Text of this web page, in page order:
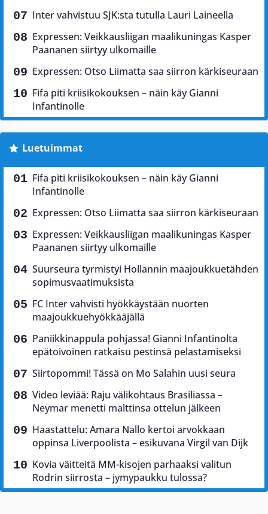
Inter vahvistuu SJK:sta tutulla Lauri Laineella
Expressen: Veikkausliigan maalikuningas Kasper
Paananen siirtyy ulkomaille
Expressen: Otso Liimatta saa siirron kärkiseuraan
Fifa piti kriisikokouksen – näin käy Gianni
Infantinolle
Luetuimmat
Fifa piti kriisikokouksen – näin käy Gianni
Infantinolle
Expressen: Otso Liimatta saa siirron kärkiseuraan
Expressen: Veikkausliigan maalikuningas Kasper
Paananen siirtyy ulkomaille
Suurseura tyrmistyi Hollannin maajoukkuetähden
sopimusvaatimuksista
FC Inter vahvisti hyökkäystään nuorten
maajoukkuehyökkääjällä
Paniikkinappula pohjassa! Gianni Infantinolta
epätoivoinen ratkaisu pestinsä pelastamiseksi
Siirtopommi! Tässä on Mo Salahin uusi seura
Video leviää: Raju välikohtaus Brasiliassa –
Neymar menetti malttinsa ottelun jälkeen
Haastattelu: Amara Nallo kertoi arvokkaan
oppinsa Liverpoolista – esikuvana Virgil van Dijk
Kovia väitteitä MM-kisojen parhaaksi valitun
Rodrin siirrosta – jymypaukku tulossa?